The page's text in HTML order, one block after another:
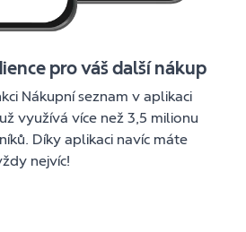
pro váš další nákup
Nákupní seznam v aplikaci
využívá více než 3,5 milionu
Díky aplikaci navíc máte
nejvíc!